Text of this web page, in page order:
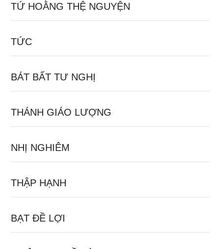
TỨ HOẰNG THỆ NGUYỆN
TỨC
BÁT BẤT TƯ NGHỊ
THÁNH GIÁO LƯỢNG
NHỊ NGHIÊM
THẬP HẠNH
BẠT ĐỀ LỢI